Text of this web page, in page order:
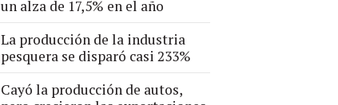
un alza de 17,5% en el año
La producción de la industria
pesquera se disparó casi 233%
Cayó la producción de autos,